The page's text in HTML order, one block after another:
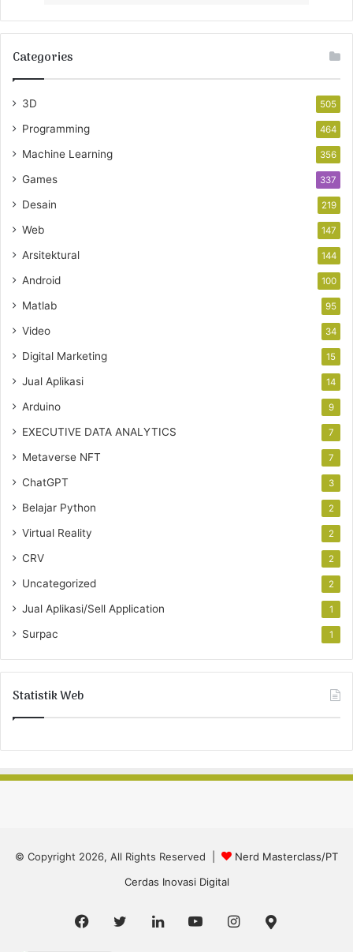
Categories
3D 505
Programming 464
Machine Learning 356
Games 337
Desain 219
Web 147
Arsitektural 144
Android 100
Matlab 95
Video 34
Digital Marketing 15
Jual Aplikasi 14
Arduino 9
EXECUTIVE DATA ANALYTICS 7
Metaverse NFT 7
ChatGPT 3
Belajar Python 2
Virtual Reality 2
CRV 2
Uncategorized 2
Jual Aplikasi/Sell Application 1
Surpac 1
Statistik Web
© Copyright 2026, All Rights Reserved |
Nerd Masterclass/PT
Cerdas Inovasi Digital
Facebook
TwitterLinkedInYouTubeInstagram